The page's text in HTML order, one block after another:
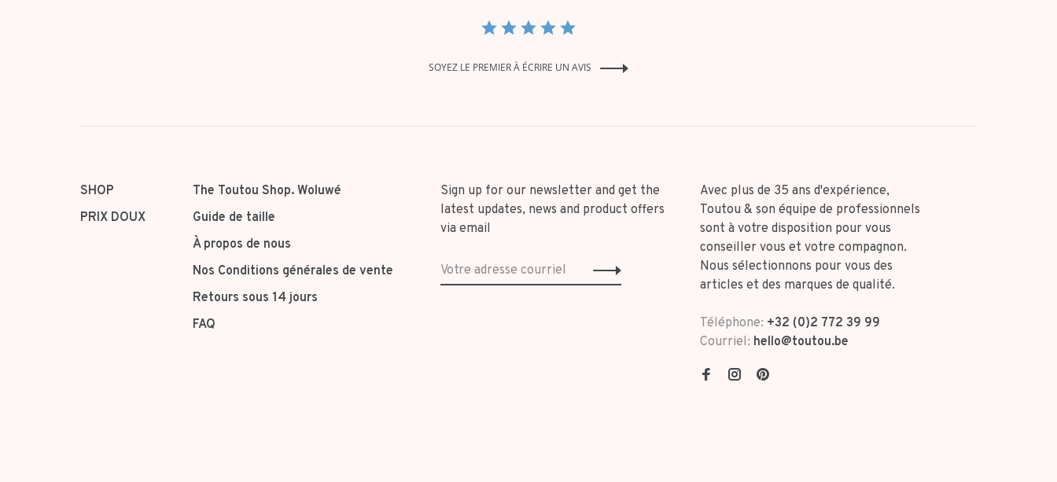
SOYEZ LE PREMIER À ÉCRIRE UN AVIS
SHOP
PRIX DOUX
The Toutou Shop. Woluwé
Guide de taille
À propos de nous
Nos Conditions générales de vente
Retours sous 14 jours
FAQ
Sign up for our newsletter and get the
latest updates, news and product offers
via email
Avec plus de 35 ans d'expérience,
Toutou & son équipe de professionnels
sont à votre disposition pour vous
conseiller vous et votre compagnon.
Nous sélectionnons pour vous des
articles et des marques de qualité.
Téléphone: +32 (0)2 772 39 99
Courriel: hello@toutou.be